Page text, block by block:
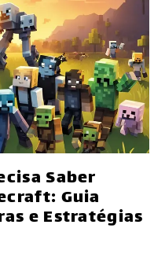
Saber
Guia
e Estratégias